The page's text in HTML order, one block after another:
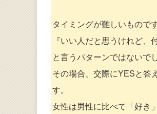
タイミングが難しいもので
『いい人だと思うけれど、
と言うパターンではないで
その場合、交際にYESと答
す。
女性は男性に比べて「好き